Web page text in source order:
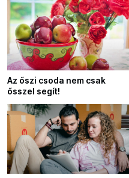
Az őszi csoda nem csak
ősszel segít!